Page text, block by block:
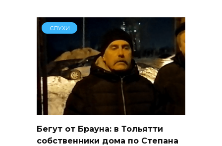
СЛУХИ
Бегут от Брауна: в Тольятти
собственники дома по Степана